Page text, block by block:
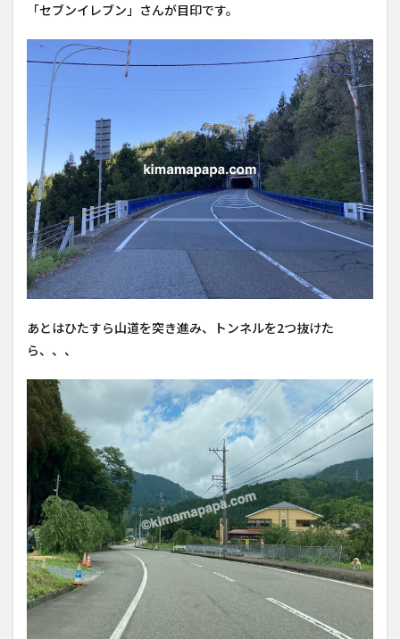
「セブンイレブン」さんが目印です。
あとはひたすら山道を突き進み、トンネルを2つ抜けた
ら、、、